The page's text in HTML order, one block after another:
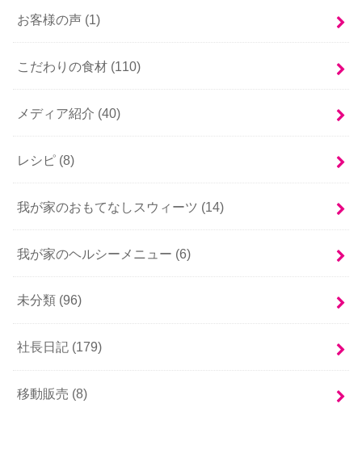
お客様の声 (1)
こだわりの食材 (110)
メディア紹介 (40)
レシピ (8)
我が家のおもてなしスウィーツ (14)
我が家のヘルシーメニュー (6)
未分類 (96)
社長日記 (179)
移動販売 (8)